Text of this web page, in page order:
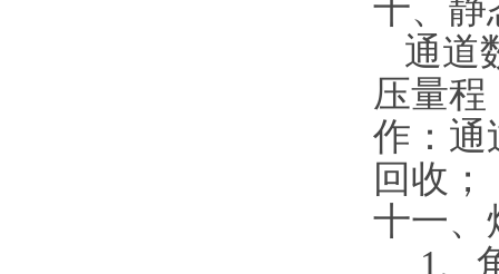
十、静
通道
压量程
作：通
回收；
十一、
1、